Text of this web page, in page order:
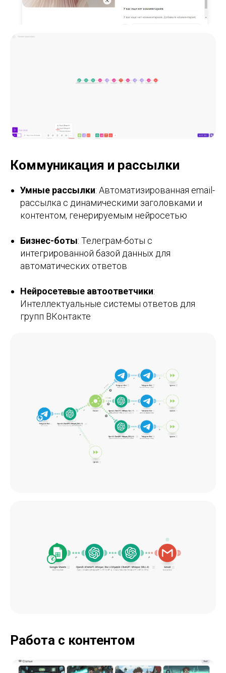
Коммуникация и рассылки
Умные рассылки: Автоматизированная email-
рассылка с динамическими заголовками и
контентом, генерируемым нейросетью
Бизнес-боты: Телеграм-боты с
интегрированной базой данных для
автоматических ответов
Нейросетевые автоответчики:
Интеллектуальные системы ответов для
групп ВКонтакте
Работа с контентом